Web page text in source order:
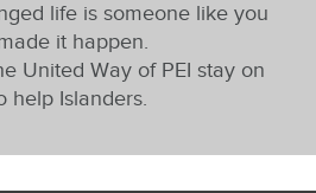
life is someone like you
it happen.
United Way of PEI stay on
help Islanders.